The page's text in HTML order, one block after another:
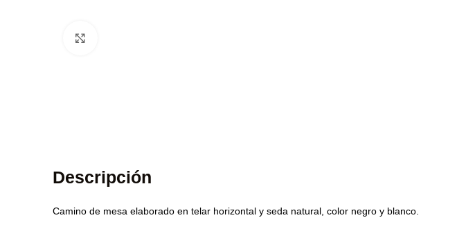
Descripción
Camino de mesa elaborado en telar horizontal y seda natural, color negro y blanco.